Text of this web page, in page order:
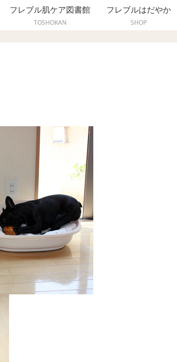
フレブル肌ケア図書館
TOSHOKAN
フレブルはだやか
SHOP